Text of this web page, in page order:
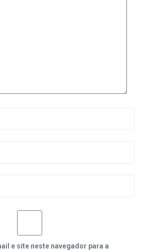
e site neste navegador para a